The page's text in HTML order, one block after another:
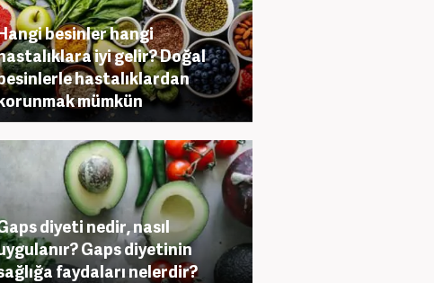
besinler hangi
iyi gelir? Doğal
hastalıklardan
mümkün
diyeti nedir, nasıl
Gaps diyetinin
faydaları nelerdir?